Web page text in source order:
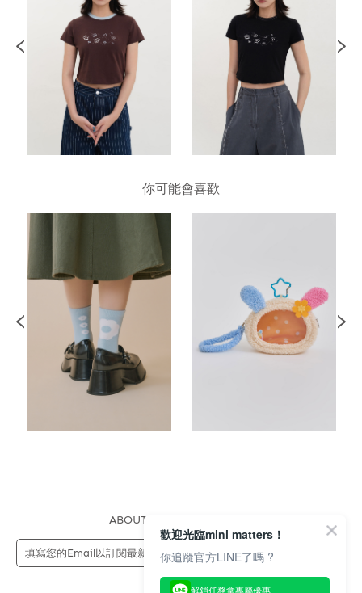
你可能會喜歡
ABOUT US
歡迎光臨mini matters！
你追蹤官方LINE了嗎 ?
解鎖任務拿專屬優惠